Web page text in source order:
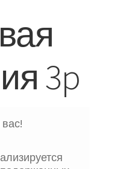
3p